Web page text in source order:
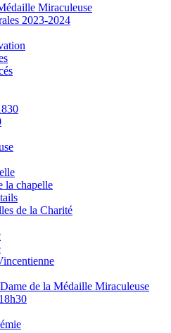
Miraculeuse
2023-2024
la chapelle
de la Charité
de la Médaille Miraculeuse